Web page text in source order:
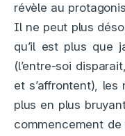
révèle au
Il ne peut plus
qu’il est plus que
(l’entre-soi
et s’affrontent),
plus en plus
commencement de